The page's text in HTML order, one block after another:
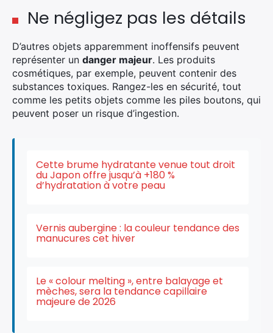
Ne négligez pas les détails
D’autres objets apparemment inoffensifs peuvent
représenter un danger majeur. Les produits
cosmétiques, par exemple, peuvent contenir des
substances toxiques. Rangez-les en sécurité, tout
comme les petits objets comme les piles boutons, qui
peuvent poser un risque d’ingestion.
Cette brume hydratante venue tout droit
du Japon offre jusqu’à +180 %
d’hydratation à votre peau
Vernis aubergine : la couleur tendance des
manucures cet hiver
Le « colour melting », entre balayage et
mèches, sera la tendance capillaire
majeure de 2026
Rechercher
: